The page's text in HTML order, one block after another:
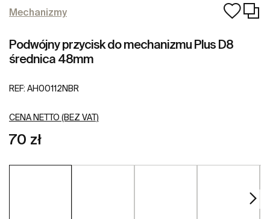
Mechanizmy
Podwójny przycisk do mechanizmu Plus D8
średnica 48mm
REF: AH00112NBR
CENA NETTO (BEZ VAT)
70 zł